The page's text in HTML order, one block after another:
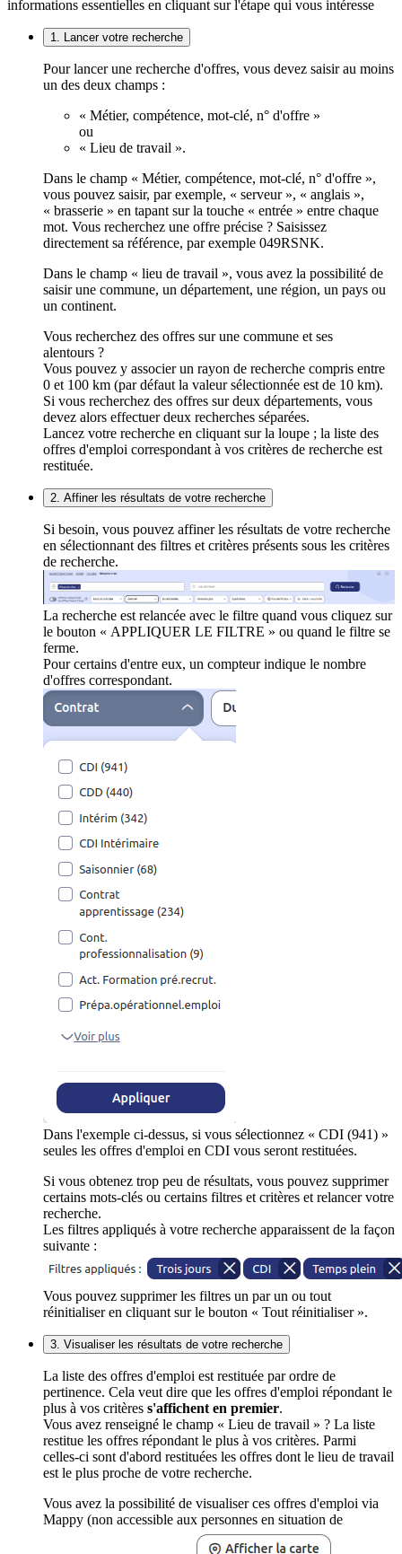
informations essentielles en cliquant sur l'étape qui vous intéresse
1. Lancer votre recherche
Pour lancer une recherche d'offres, vous devez saisir au moins
un des deux champs :
« Métier, compétence, mot-clé, n° d'offre »
ou
« Lieu de travail ».
Dans le champ « Métier, compétence, mot-clé, n° d'offre »,
vous pouvez saisir, par exemple, « serveur », « anglais »,
« brasserie » en tapant sur la touche « entrée » entre chaque
mot. Vous recherchez une offre précise ? Saisissez
directement sa référence, par exemple 049RSNK.
Dans le champ « lieu de travail », vous avez la possibilité de
saisir une commune, un département, une région, un pays ou
un continent.
Vous recherchez des offres sur une commune et ses
alentours ?
Vous pouvez y associer un rayon de recherche compris entre
0 et 100 km (par défaut la valeur sélectionnée est de 10 km).
Si vous recherchez des offres sur deux départements, vous
devez alors effectuer deux recherches séparées.
Lancez votre recherche en cliquant sur la loupe ; la liste des
offres d'emploi correspondant à vos critères de recherche est
restituée.
2. Affiner les résultats de votre recherche
Si besoin, vous pouvez affiner les résultats de votre recherche
en sélectionnant des filtres et critères présents sous les critères
de recherche.
La recherche est relancée avec le filtre quand vous cliquez sur
le bouton « APPLIQUER LE FILTRE » ou quand le filtre se
ferme.
Pour certains d'entre eux, un compteur indique le nombre
d'offres correspondant.
Dans l'exemple ci-dessus, si vous sélectionnez « CDI (941) »
seules les offres d'emploi en CDI vous seront restituées.
Si vous obtenez trop peu de résultats, vous pouvez supprimer
certains mots-clés ou certains filtres et critères et relancer votre
recherche.
Les filtres appliqués à votre recherche apparaissent de la façon
suivante :
Vous pouvez supprimer les filtres un par un ou tout
réinitialiser en cliquant sur le bouton « Tout réinitialiser ».
3. Visualiser les résultats de votre recherche
La liste des offres d'emploi est restituée par ordre de
pertinence. Cela veut dire que les offres d'emploi répondant le
plus à vos critères s'affichent en premier.
Vous avez renseigné le champ « Lieu de travail » ? La liste
restitue les offres répondant le plus à vos critères. Parmi
celles-ci sont d'abord restituées les offres dont le lieu de travail
est le plus proche de votre recherche.
Vous avez la possibilité de visualiser ces offres d'emploi via
Mappy (non accessible aux personnes en situation de